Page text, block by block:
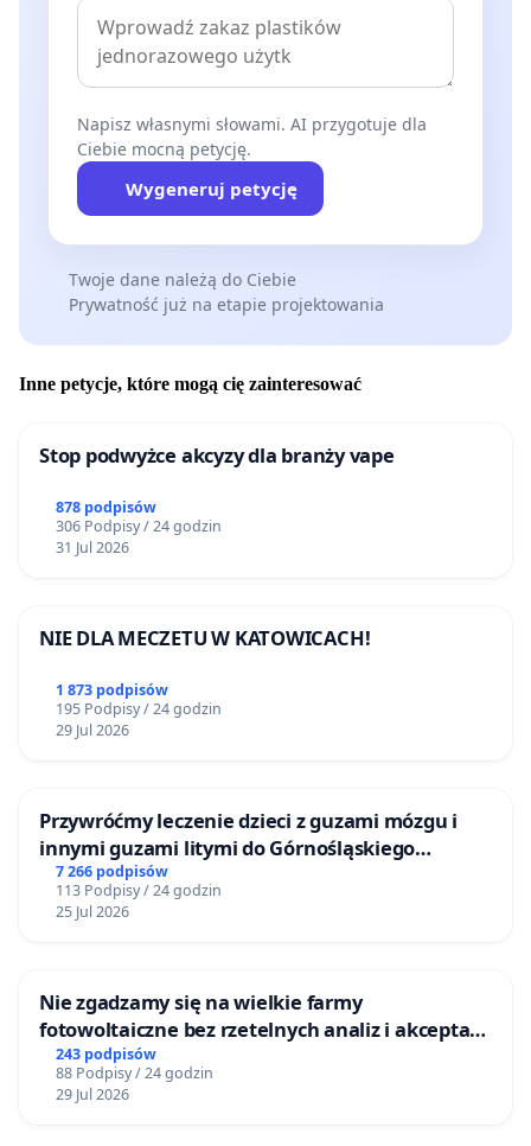
Napisz własnymi słowami. AI przygotuje dla
Ciebie mocną petycję.
Wygeneruj petycję
Twoje dane należą do Ciebie
Prywatność już na etapie projektowania
Inne petycje, które mogą cię zainteresować
Stop podwyżce akcyzy dla branży vape
878 podpisów
306 Podpisy / 24 godzin
31 Jul 2026
NIE DLA MECZETU W KATOWICACH!
1 873 podpisów
195 Podpisy / 24 godzin
29 Jul 2026
Przywróćmy leczenie dzieci z guzami mózgu i
innymi guzami litymi do Górnośląskiego
Centrum Zdrowia Dziecka w Katowicach
7 266 podpisów
113 Podpisy / 24 godzin
25 Jul 2026
Nie zgadzamy się na wielkie farmy
fotowoltaiczne bez rzetelnych analiz i akceptacji
mieszkańców
243 podpisów
88 Podpisy / 24 godzin
29 Jul 2026